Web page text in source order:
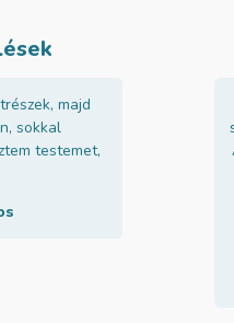
majd
sokkal
testemet,